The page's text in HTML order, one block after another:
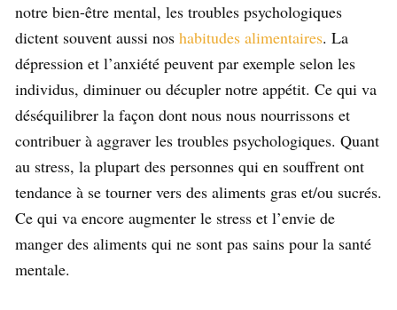
notre bien-être mental, les troubles psychologiques
dictent souvent aussi nos habitudes alimentaires. La
dépression et l’anxiété peuvent par exemple selon les
individus, diminuer ou décupler notre appétit. Ce qui va
déséquilibrer la façon dont nous nous nourrissons et
contribuer à aggraver les troubles psychologiques. Quant
au stress, la plupart des personnes qui en souffrent ont
tendance à se tourner vers des aliments gras et/ou sucrés.
Ce qui va encore augmenter le stress et l’envie de
manger des aliments qui ne sont pas sains pour la santé
mentale.